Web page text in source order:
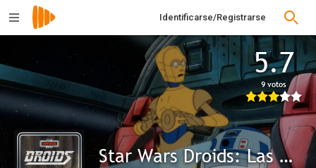
Identificarse/Registrarse
5.7
9 votos
Star Wars Droids: Las aventuras de R2D2 y C3PO